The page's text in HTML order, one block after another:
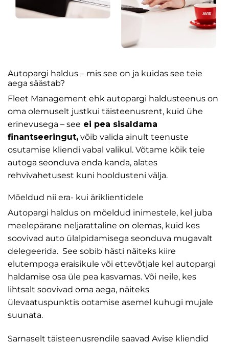
Autopargi haldus – mis see on ja kuidas see teie
aega säästab?
Fleet Management ehk autopargi haldusteenus on
oma olemuselt justkui täisteenusrent, kuid ühe
erinevusega – see ei pea sisaldama
finantseeringut, võib valida ainult teenuste
osutamise kliendi vabal valikul. Võtame kõik teie
autoga seonduva enda kanda, alates
rehvivahetusest kuni hooldusteni välja.
Mõeldud nii era- kui äriklientidele
Autopargi haldus on mõeldud inimestele, kel juba
meelepärane neljarattaline on olemas, kuid kes
soovivad auto ülalpidamisega seonduva mugavalt
delegeerida. See sobib hästi näiteks kiire
elutempoga eraisikule või ettevõtjale kel autopargi
haldamise osa üle pea kasvamas. Või neile, kes
lihtsalt soovivad oma aega, näiteks
ülevaatuspunktis ootamise asemel kuhugi mujale
suunata.
Sarnaselt täisteenusrendile saavad Avise kliendid